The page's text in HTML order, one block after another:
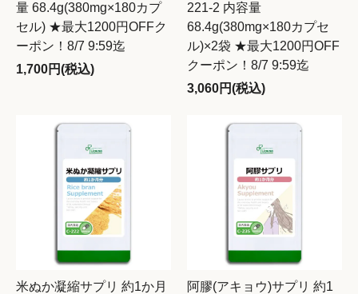
量 68.4g(380mg×180カプ
セル) ★最大1200円OFFク
ーポン！8/7 9:59迄
1,700円(税込)
221-2 内容量
68.4g(380mg×180カプセ
ル)×2袋 ★最大1200円OFF
クーポン！8/7 9:59迄
3,060円(税込)
米ぬか凝縮サプリ 約1か月
阿膠(アキョウ)サプリ 約1